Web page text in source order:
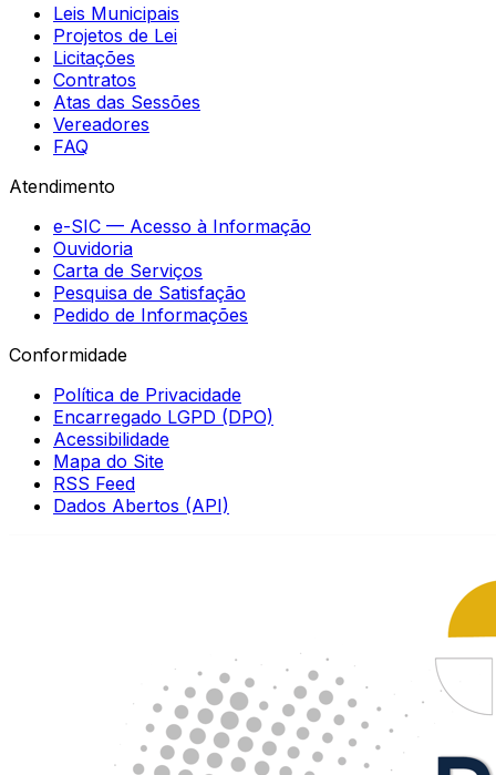
Leis Municipais
Projetos de Lei
Licitações
Contratos
Atas das Sessões
Vereadores
FAQ
Atendimento
e-SIC — Acesso à Informação
Ouvidoria
Carta de Serviços
Pesquisa de Satisfação
Pedido de Informações
Conformidade
Política de Privacidade
Encarregado LGPD (DPO)
Acessibilidade
Mapa do Site
RSS Feed
Dados Abertos (API)